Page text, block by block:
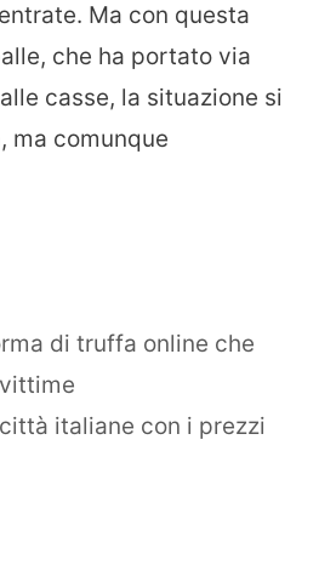
Ma con questa
che ha portato via
casse, la situazione si
ma comunque
di truffa online che
italiane con i prezzi